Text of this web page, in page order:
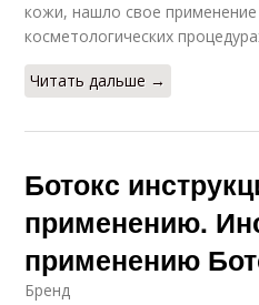
кожи, нашло свое применение
косметологических
Читать дальше →
Ботокс
применению.
применению
Бренд